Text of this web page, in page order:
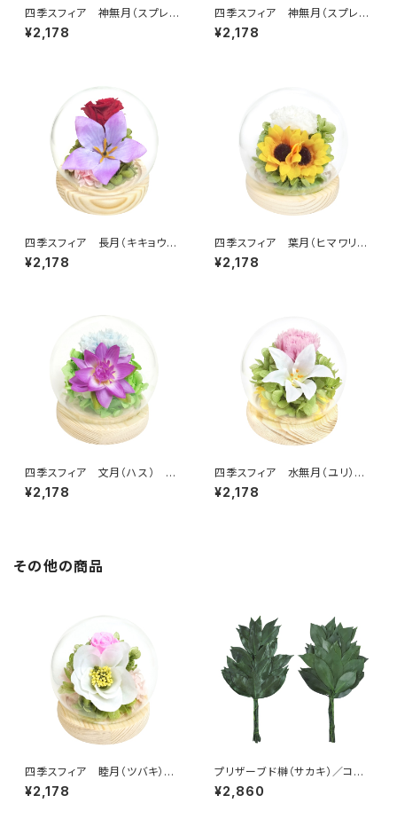
四季スフィア 神無月（スプレー
マム） C38311
¥2,178
四季スフィア 神無月（スプレー
マム） C38310
¥2,178
四季スフィア 長月（キキョウ）
C38309
¥2,178
四季スフィア 葉月（ヒマワリ）
C38308
¥2,178
四季スフィア 文月（ハス） C3
8307
¥2,178
四季スフィア 水無月（ユリ）
C38306
¥2,178
その他の商品
四季スフィア 睦月（ツバキ）
C38301
¥2,178
プリザーブド榊（サカキ）／コン
パクト榊一対 SC-80856
¥2,860